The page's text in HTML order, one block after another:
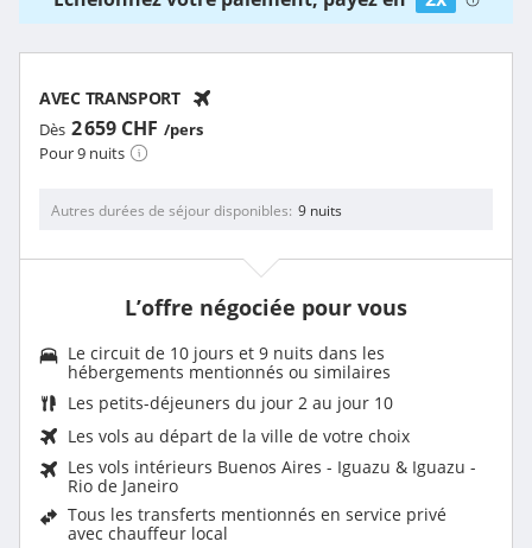
AVEC TRANSPORT
Dès 2 659 CHF /pers
Pour 9 nuits
Autres durées de séjour disponibles 9 nuits
L’offre négociée pour vous
Le circuit de 10 jours et 9 nuits dans les
hébergements mentionnés ou similaires
Les petits-déjeuners du jour 2 au jour 10
Les vols au départ de la ville de votre choix
Les vols intérieurs Buenos Aires - Iguazu & Iguazu -
Rio de Janeiro
Tous les transferts mentionnés en service privé
avec chauffeur local